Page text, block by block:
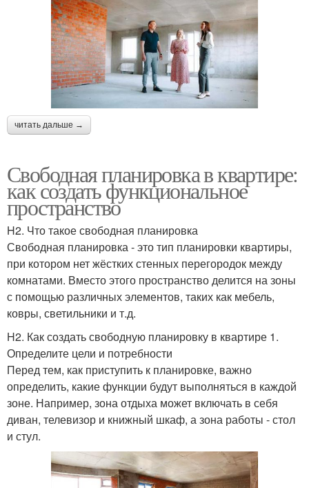
читать дальше →
Свободная планировка в квартире:
как создать функциональное
пространство
H2. Что такое свободная планировка
Свободная планировка - это тип планировки квартиры,
при котором нет жёстких стенных перегородок между
комнатами. Вместо этого пространство делится на зоны
с помощью различных элементов, таких как мебель,
ковры, светильники и т.д.
H2. Как создать свободную планировку в квартире 1.
Определите цели и потребности
Перед тем, как приступить к планировке, важно
определить, какие функции будут выполняться в каждой
зоне. Например, зона отдыха может включать в себя
диван, телевизор и книжный шкаф, а зона работы - стол
и стул.